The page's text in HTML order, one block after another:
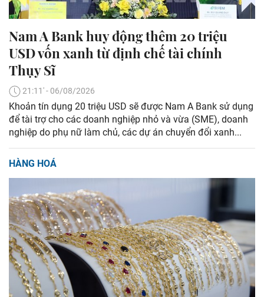
Nam A Bank huy động thêm 20 triệu
USD vốn xanh từ định chế tài chính
Thụy Sĩ
21:11' - 06/08/2026
Khoản tín dụng 20 triệu USD sẽ được Nam A Bank sử dụng
để tài trợ cho các doanh nghiệp nhỏ và vừa (SME), doanh
nghiệp do phụ nữ làm chủ, các dự án chuyển đổi xanh...
HÀNG HOÁ